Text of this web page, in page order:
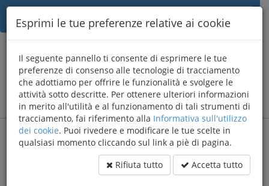
{AWB}
informatica
Sviluppo applicazioni web
menu
Portale Unione Italiana Libero
Esprimi le tue preferenze relative ai cookie
Il seguente pannello ti consente di esprimere le tue
preferenze di consenso alle tecnologie di tracciamento
che adottiamo per offrire le funzionalità e svolgere le
attività sotto descritte. Per ottenere ulteriori informazioni
in merito all'utilità e al funzionamento di tali strumenti di
tracciamento, fai riferimento alla Informativa sull'utilizzo
dei cookie. Puoi rivedere e modificare le tue scelte in
qualsiasi momento cliccando sul link a piè di pagina.
Rifiuta tutto
Accetta tutto